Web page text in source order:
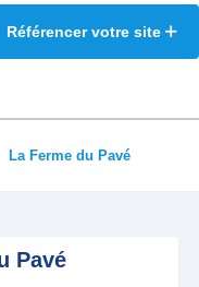
Référencer votre site
La Ferme du Pavé
Pavé